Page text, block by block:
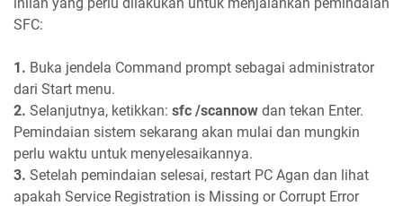
SFC:
1. Buka jendela Command prompt sebagai administrator
dari Start menu.
2. Selanjutnya, ketikkan: sfc /scannow dan tekan Enter.
Pemindaian sistem sekarang akan mulai dan mungkin
perlu waktu untuk menyelesaikannya.
3. Setelah pemindaian selesai, restart PC Agan dan lihat
apakah Service Registration is Missing or Corrupt Error